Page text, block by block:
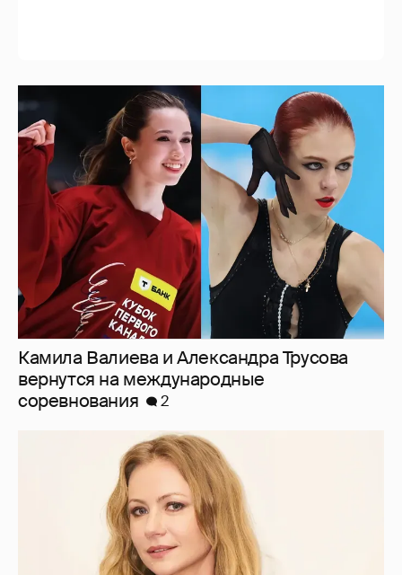
Камила Валиева и Александра Трусова
вернутся на международные
соревнования
2
"Заявил себя простым монтировщиком,
дабы не платить алименты". Мария
Миронова упрекнула бывшего мужа, с
которым судится за сына
14